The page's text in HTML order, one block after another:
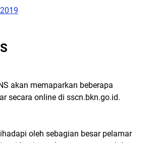
akan memaparkan beberapa
secara online di sscn.bkn.go.id.
oleh sebagian besar pelamar